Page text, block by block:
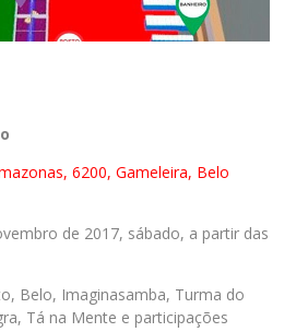
6200, Gameleira, Belo
de 2017, sábado, a partir das
Belo, Imaginasamba, Turma do
Tá na Mente e participações